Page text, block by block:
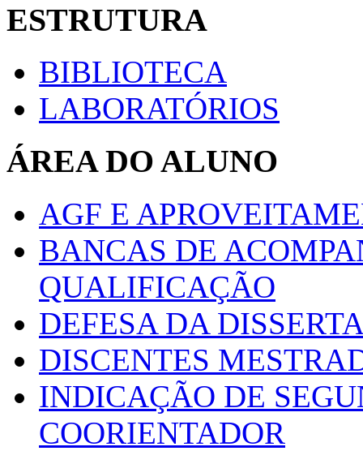
ESTRUTURA
BIBLIOTECA
LABORATÓRIOS
ÁREA DO ALUNO
AGF E
BANCAS DE
QUALIFICAÇÃO
DEFESA DA
DISCENTES
INDICAÇÃO DE
COORIENTADOR